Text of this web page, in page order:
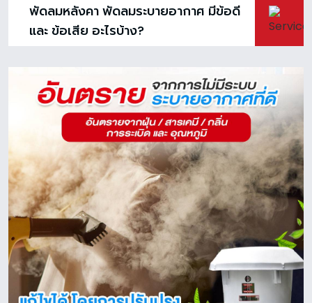
พัดลมหลังคา พัดลมระบายอากาศ มีข้อดี
และ ข้อเสีย อะไรบ้าง?